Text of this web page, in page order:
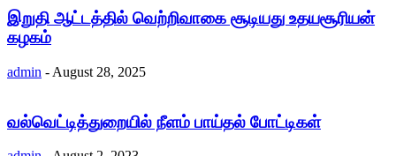
இறுதி ஆட்டத்தில் வெற்றிவாகை சூடியது உதயசூரியன்
கழகம்
admin - August 28, 2025
வல்வெட்டித்துறையில் நீளம் பாய்தல் போட்டிகள்